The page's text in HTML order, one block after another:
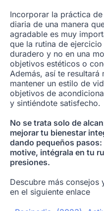
Incorporar la práctica
diaria de una manera
agradable es muy
que la rutina de
duradero y no en una
objetivos estéticos o
Además, así te
mantener un estilo de
objetivos de
y sintiéndote satisfecho.
No se trata solo de
mejorar tu bienestar
dando pequeños
motive, intégrala en tu
presiones.
Descubre más consejos
en el siguiente enlace